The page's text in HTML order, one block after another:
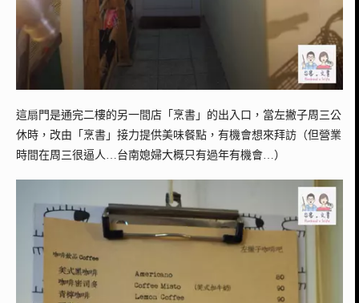
這扇門是通完二樓的另一間店「烹書」的出入口， 當左撇子周三公
休時，改由 「烹書」接力提供美味餐點，有機會想來拜訪（但營業
時間在周三很逼人…台南媳婦大概只有過年有機會…）